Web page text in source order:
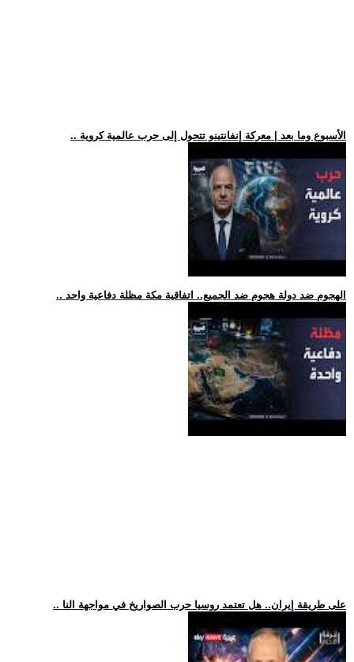
.. الأسبوع وما بعد | معركة إنفانتينو تتحول إلى حرب عالمية كروية
.. الهجوم ضد دولة هجوم ضد الجميع.. اتفاقية مكة مظلة دفاعية واحد
.. على طريقة إيران.. هل تعتمد روسيا حرب الصواريخ في مواجهة النا